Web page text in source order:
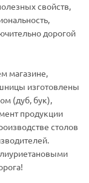
свойств,
дорогой
магазине,
изготовлены
(дуб, бук),
продукции
столов